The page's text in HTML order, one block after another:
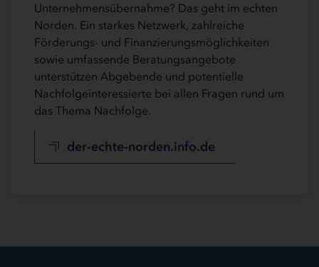
Unternehmensübernahme? Das geht im echten
Norden. Ein starkes Netzwerk, zahlreiche
Förderungs- und Finanzierungsmöglichkeiten
sowie umfassende Beratungsangebote
unterstützen Abgebende und potentielle
Nachfolgeinteressierte bei allen Fragen rund um
das Thema Nachfolge.
der-echte-norden.info.de